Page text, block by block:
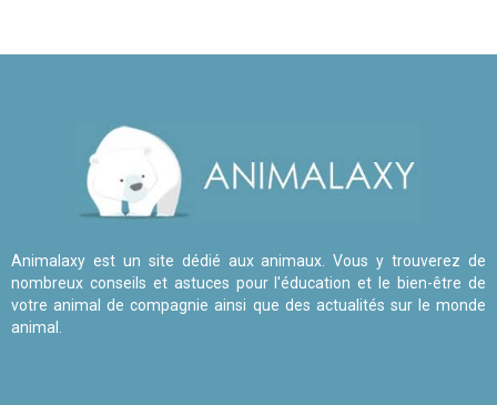
Animalaxy est un site dédié aux animaux. Vous y trouverez de
nombreux conseils et astuces pour l'éducation et le bien-être de
votre animal de compagnie ainsi que des actualités sur le monde
animal.